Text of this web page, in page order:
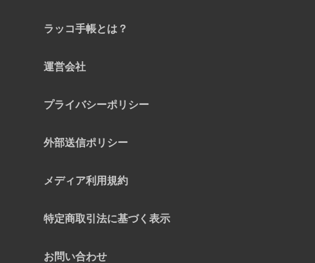
ラッコ手帳とは？
運営会社
プライバシーポリシー
外部送信ポリシー
メディア利用規約
特定商取引法に基づく表示
お問い合わせ